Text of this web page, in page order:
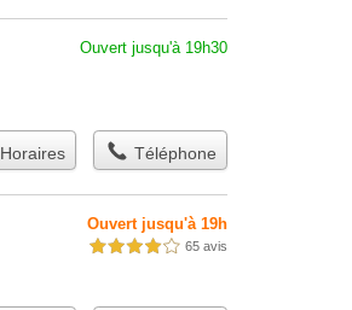
Ouvert jusqu'à 19h30
Horaires Téléphone
Ouvert jusqu'à 19h
4,0 étoiles sur 5 65 avis